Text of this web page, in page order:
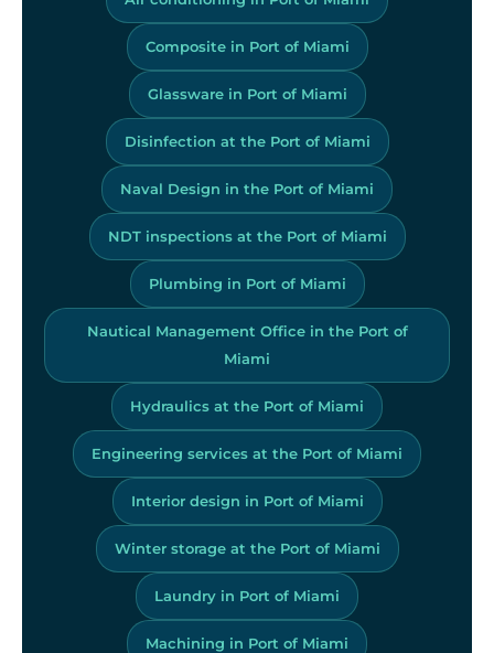
Composite in Port of Miami
Glassware in Port of Miami
Disinfection at the Port of Miami
Naval Design in the Port of Miami
NDT inspections at the Port of Miami
Plumbing in Port of Miami
Nautical Management Office in the Port of
Miami
Hydraulics at the Port of Miami
Engineering services at the Port of Miami
Interior design in Port of Miami
Winter storage at the Port of Miami
Laundry in Port of Miami
Machining in Port of Miami